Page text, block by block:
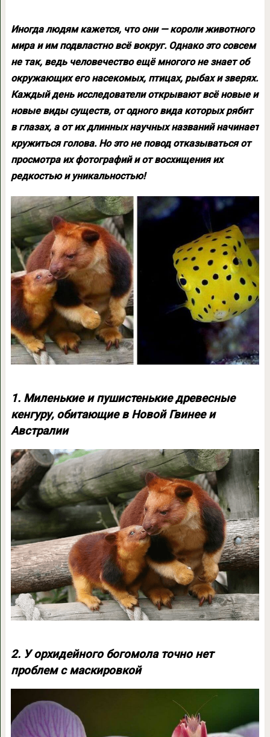
Иногда людям кажется, что они — короли животного
мира и им подвластно всё вокруг. Однако это совсем
не так, ведь человечество ещё многого не знает об
окружающих его насекомых, птицах, рыбах и зверях.
Каждый день исследователи открывают всё новые и
новые виды существ, от одного вида которых рябит
в глазах, а от их длинных научных названий начинает
кружиться голова. Но это не повод отказываться от
просмотра их фотографий и от восхищения их
редкостью и уникальностью!
1. Миленькие и пушистенькие древесные
кенгуру, обитающие в Новой Гвинее и
Австралии
2. У орхидейного богомола точно нет
проблем с маскировкой